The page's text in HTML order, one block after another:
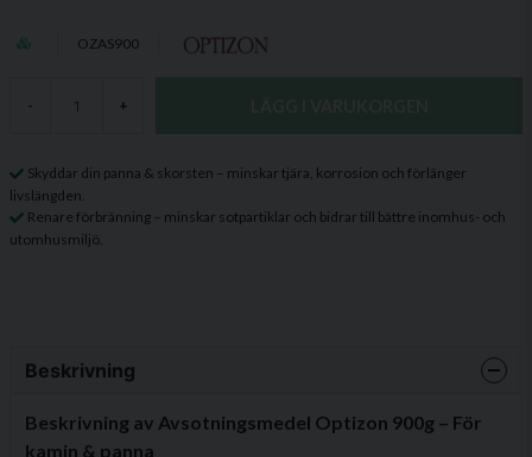
OZAS900
- +
Skyddar din panna & skorsten – minskar tjära, korrosion och förlänger
livslängden.
Renare förbränning – minskar sotpartiklar och bidrar till bättre inomhus- och
utomhusmiljö.
Beskrivning
Beskrivning av Avsotningsmedel Optizon 900g – För
kamin & panna